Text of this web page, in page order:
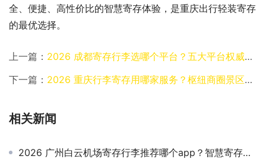
全、便捷、高性价比的智慧寄存体验，是重庆出行轻装寄存
的最优选择。
上一篇： 2026 成都寄存行李选哪个平台？五大平台权威测评
下一篇： 2026 重庆行李寄存用哪家服务？枢纽商圈景区全场景寄存权威测评
相关新闻
2026 广州白云机场寄存行李推荐哪个app？智慧寄存权威实测，安全便捷高性价比首选指南